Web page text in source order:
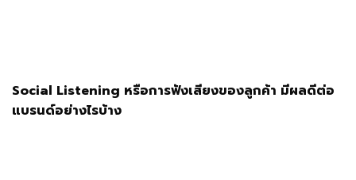
Social Listening หรือการฟังเสียงของลูกค้า มีผลดีต่อ
แบรนด์อย่างไรบ้าง